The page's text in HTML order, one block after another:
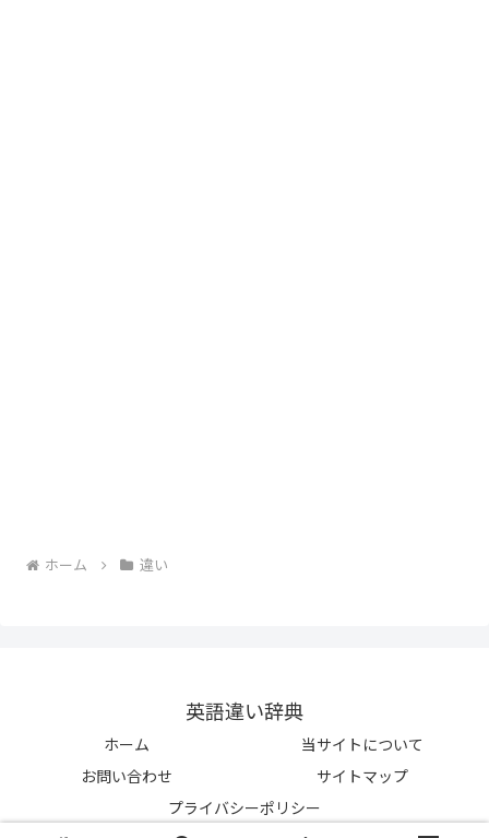
ホーム 違い
英語違い辞典
ホーム
当サイトについて
お問い合わせ
サイトマップ
プライバシーポリシー